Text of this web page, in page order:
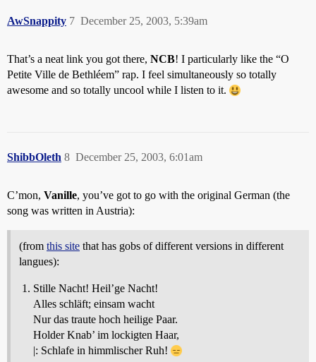
AwSnappity December 25, 2003, 5:39am
7
That’s a neat link you got there, NCB! I particularly like the “O
Petite Ville de Bethléem” rap. I feel simultaneously so totally
awesome and so totally uncool while I listen to it.
ShibbOleth December 25, 2003, 6:01am
8
C’mon, Vanille, you’ve got to go with the original German (the
song was written in Austria):
(from this site that has gobs of different versions in different
langues):
Stille Nacht! Heil’ge Nacht!
Alles schläft; einsam wacht
Nur das traute hoch heilige Paar.
Holder Knab’ im lockigten Haar,
|: Schlafe in himmlischer Ruh!